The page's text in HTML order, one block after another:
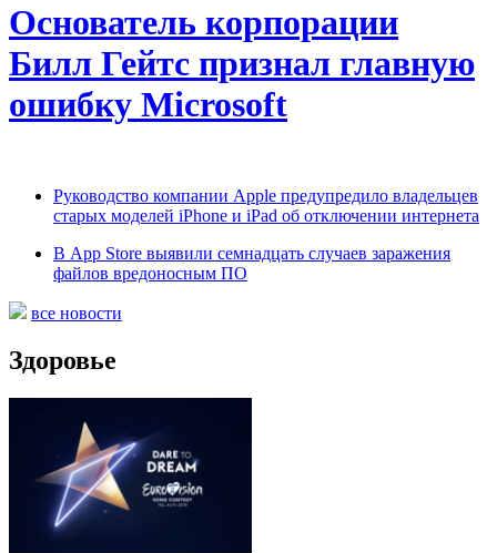
Основатель корпорации
Билл Гейтс признал главную
ошибку Microsoft
Руководство компании Apple предупредило владельцев
старых моделей iPhone и iPad об отключении интернета
В App Store выявили семнадцать случаев заражения
файлов вредоносным ПО
все новости
Здоровье